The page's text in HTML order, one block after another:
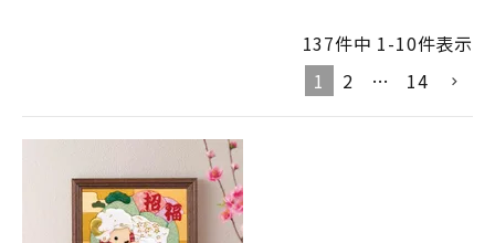
ジャンルで選ぶ
137件中 1-10件表示
1
2 … 14